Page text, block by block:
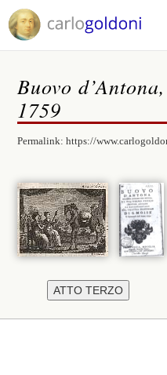
Buovo
1759
Permalink:https://